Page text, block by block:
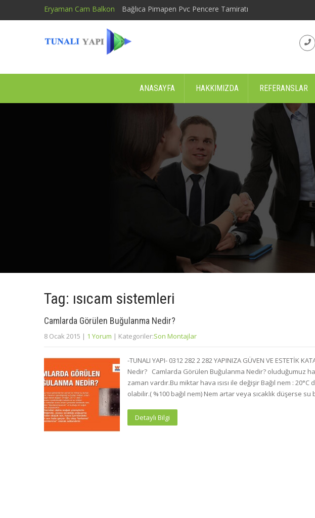
Eryaman Cam Balkon Bağlıca Pimapen Pvc Pencere Tamiratı
ANASAYFA HAKKIMIZDA REFERANSLAR
Tag: ısıcam sistemleri
Camlarda Görülen Buğulanma Nedir?
8 Ocak 2015 | 1 Yorum | Kategoriler:Son Montajlar
-TUNALI YAPI- 0312 282 2 282 YAPINIZA GÜVEN VE ESTETİK
Nedir? Camlarda Görülen Buğulanma Nedir? oluduğumuz
zaman vardır.Bu miktar hava ısısı ile değişir Bağıl nem :
olabilir.( %100 bağıl nem) Nem artar veya sıcaklık düşerse
Detaylı Bilgi